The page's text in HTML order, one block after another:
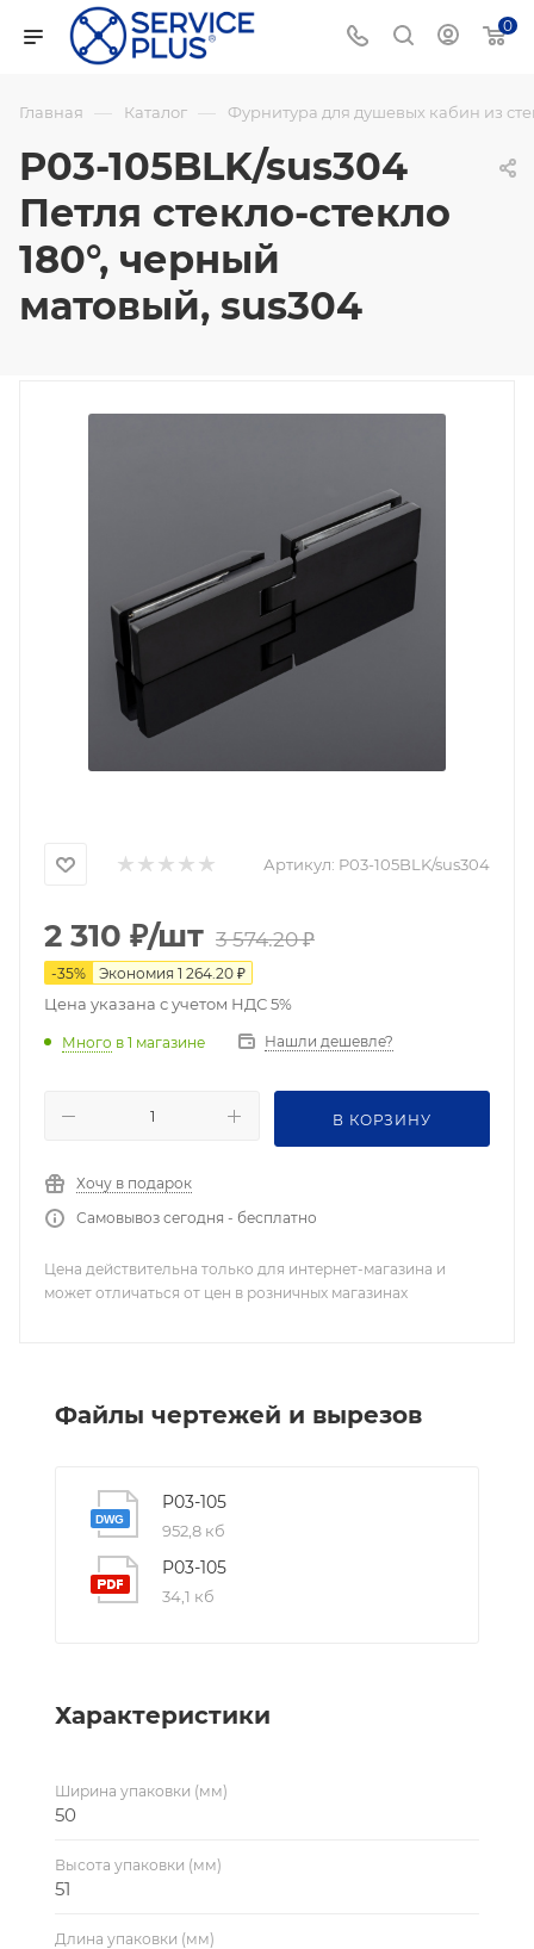
0
Главная — Каталог — Фурнитура для душевых кабин из
P03-105BLK/sus304
Петля стекло-стекло
180°, черный
матовый, sus304
Артикул: P03-105BLK/sus304
2 310 ₽/шт 3 574.20₽
-35% Экономия 1 264.20 ₽
Цена указана с учетом НДС 5%
Много в 1 магазине Нашли дешевле?
В КОРЗИНУ
Хочу в подарок
Самовывоз сегодня - бесплатно
Цена действительна только для интернет-магазина и
может отличаться от цен в розничных магазинах
Файлы чертежей и вырезов
P03-105
952,8 кб
P03-105
34,1 кб
Характеристики
Ширина упаковки (мм)
50
Высота упаковки (мм)
51
Длина упаковки (мм)